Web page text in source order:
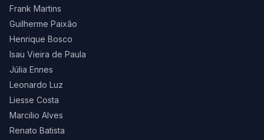
Frank Martins
Guilherme Paixão
Henrique Bosco
Isau Vieira de Paula
Júlia Ennes
Leonardo Luz
Liesse Costa
Marcilio Alves
Renato Batista